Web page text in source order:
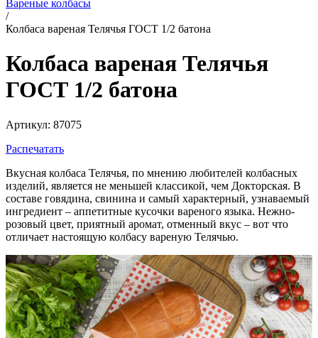
Вареные колбасы
/
Колбаса вареная Телячья ГОСТ 1/2 батона
Колбаса вареная Телячья
ГОСТ 1/2 батона
Артикул: 87075
Распечатать
Вкусная колбаса Телячья, по мнению любителей колбасных
изделий, является не меньшей классикой, чем Докторская. В
составе говядина, свинина и самый характерный, узнаваемый
ингредиент – аппетитные кусочки вареного языка. Нежно-
розовый цвет, приятный аромат, отменный вкус – вот что
отличает настоящую колбасу вареную Телячью.